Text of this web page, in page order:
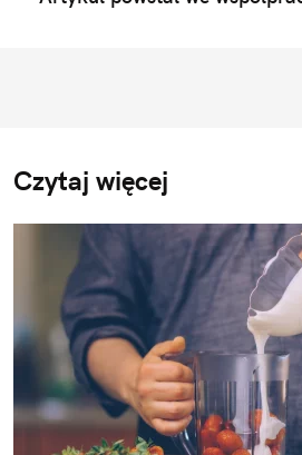
Czytaj więcej